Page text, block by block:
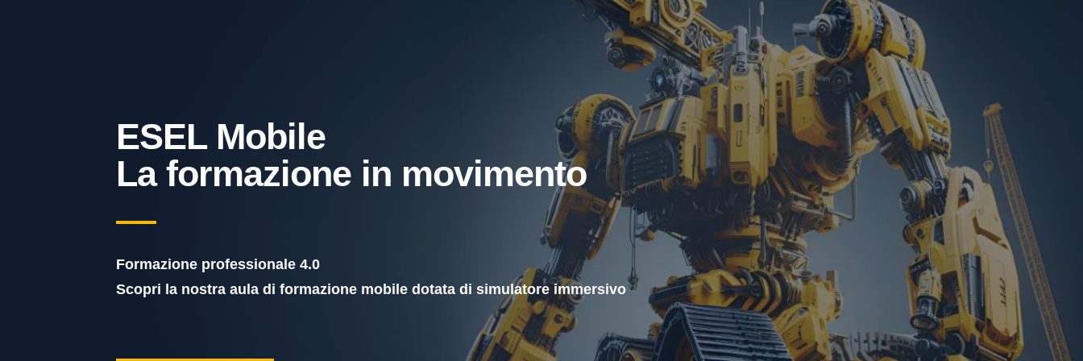
ESEL Mobile
La formazione in movimento
Formazione professionale 4.0
Scopri la nostra aula di formazione mobile dotata di simulatore immersivo